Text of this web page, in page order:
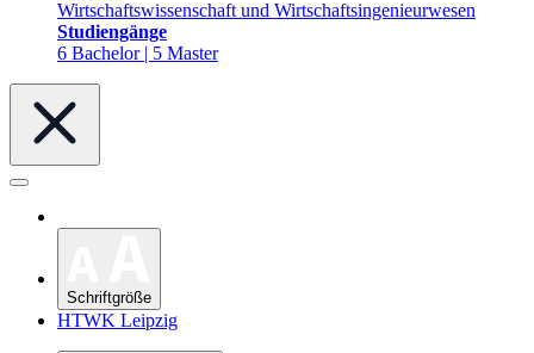
Wirtschaftswissenschaft und Wirtschaftsingenieurwesen
Studiengänge
6 Bachelor | 5 Master
Schriftgröße
HTWK Leipzig